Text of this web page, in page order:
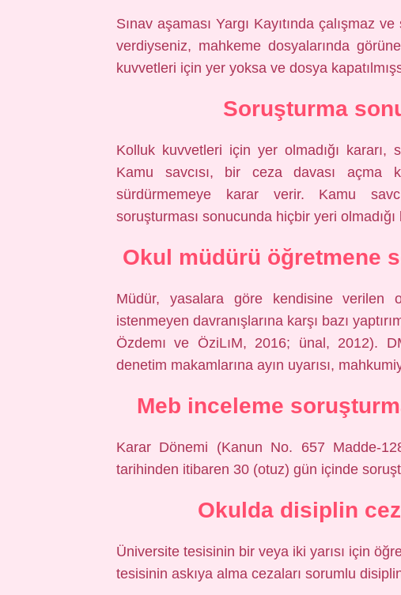
Sınav aşaması Yargı Kayıtında çalışmaz
verdiyseniz, mahkeme dosyalarında
kuvvetleri için yer yoksa ve dosya
Soruşturma
Kolluk kuvvetleri için yer olmadığı kararı,
Kamu savcısı, bir ceza davası açma
sürdürmemeye karar verir. Kamu
soruşturması sonucunda hiçbir yeri
Okul müdürü öğretmene
Müdür, yasalara göre kendisine verilen
istenmeyen davranışlarına karşı bazı
Özdemı ve ÖziLıM, 2016; ünal, 2012).
denetim makamlarına ayın uyarısı,
Meb inceleme
Karar Dönemi (Kanun No. 657 Madde-
tarihinden itibaren 30 (otuz) gün içinde
Okulda disiplin
Üniversite tesisinin bir veya iki yarısı için
tesisinin askıya alma cezaları sorumlu